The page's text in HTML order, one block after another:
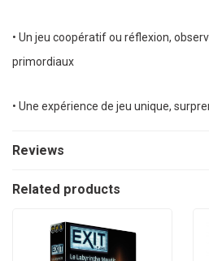
• Un jeu coopératif ou réflexion,
primordiaux
• Une expérience de jeu unique,
Reviews
Related products